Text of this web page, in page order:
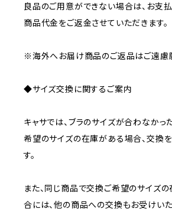
良品のご用意ができない場合は、お支
商品代金をご返金させていただきます。
※海外へお届け商品のご返品はご遠慮
◆サイズ交換に関するご案内
キャサでは、ブラのサイズが合わなかっ
希望のサイズの在庫がある場合、交換
す。
また、同じ商品で交換ご希望のサイズ
合には、他の商品への交換もお受けいた